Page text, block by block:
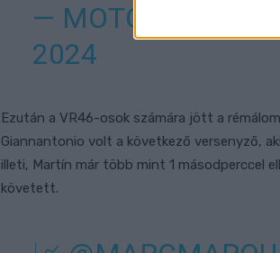
— MOTOGP™🏁
2024
Ezután a VR46-osok számára jött a
Giannantonio volt a következő versenyző,
illeti, Martín már több mint 1 másodperccel
követett.